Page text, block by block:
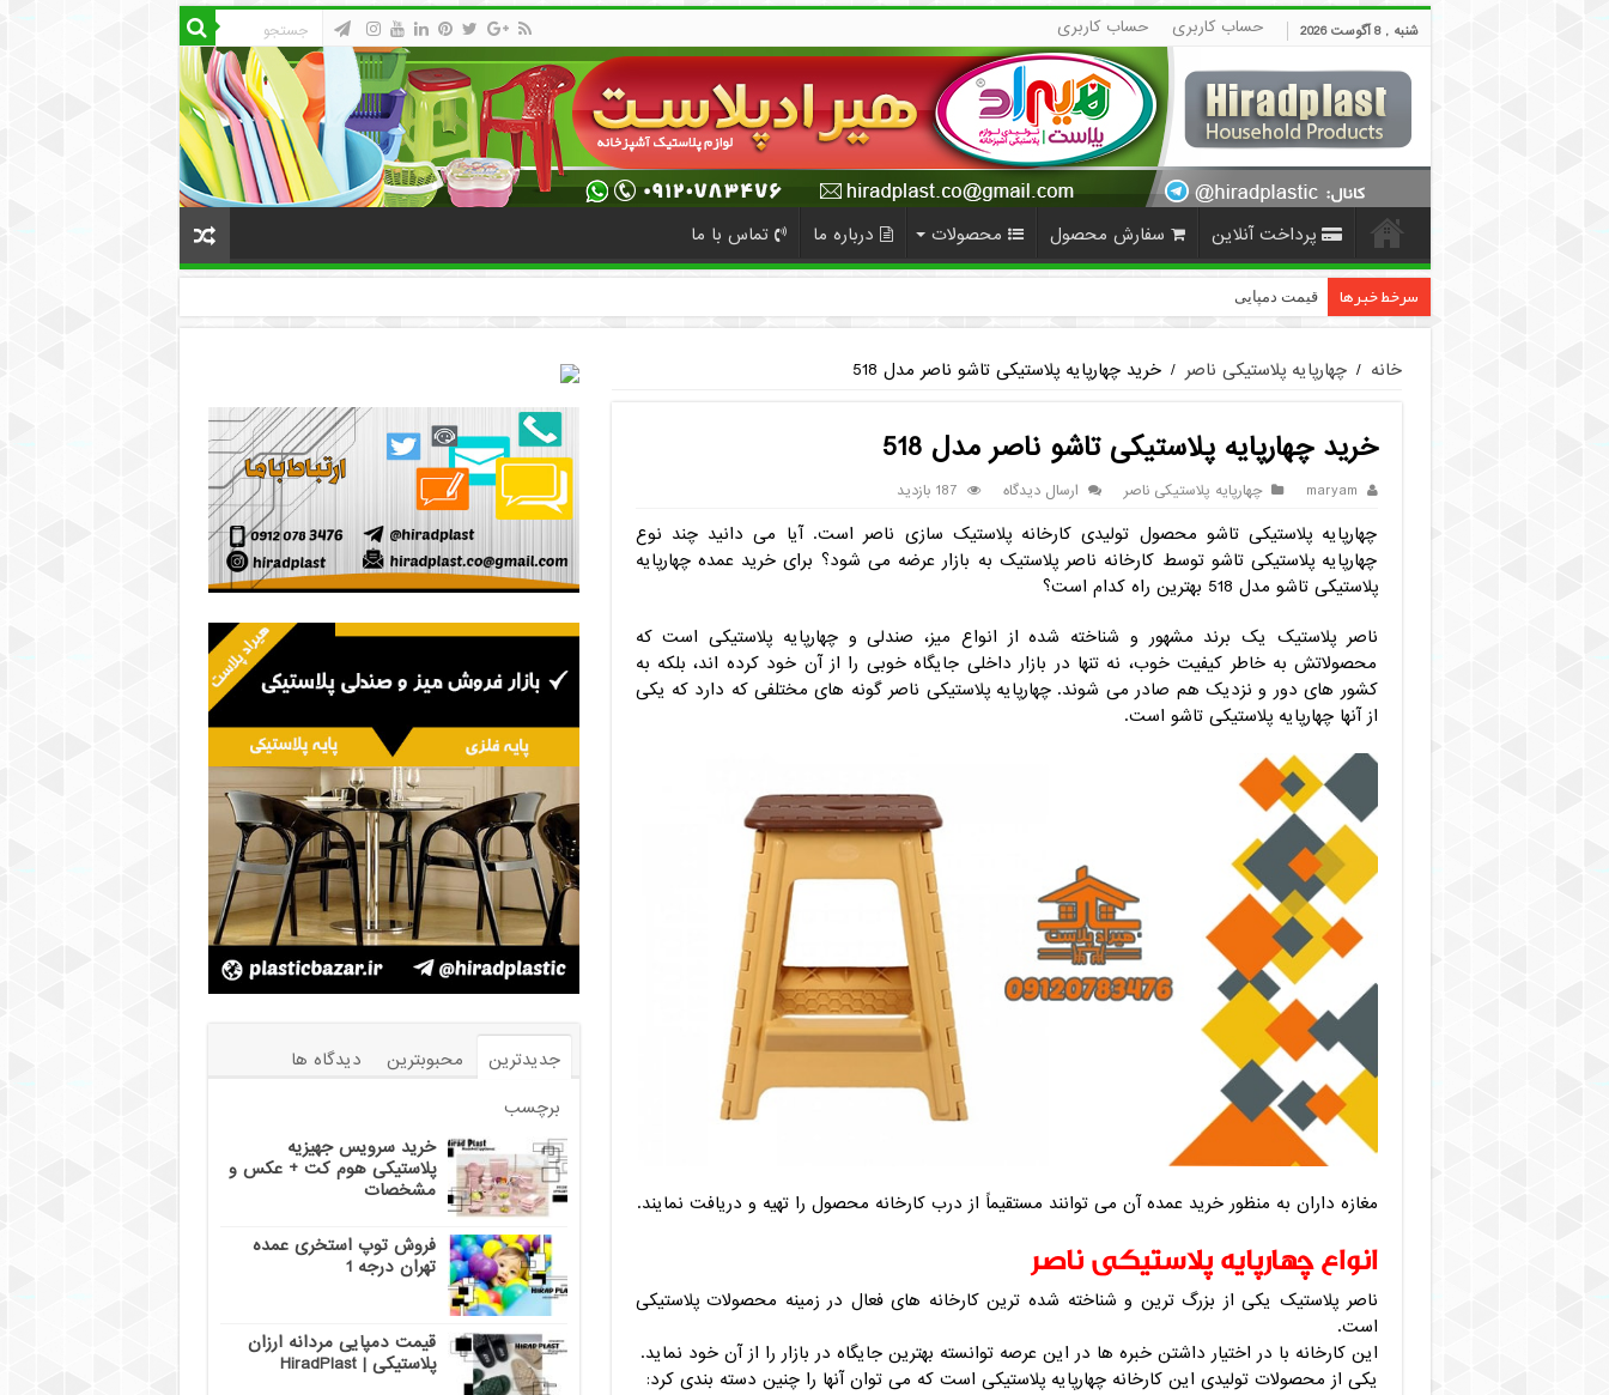
شنبه , 8 آگوست 2026 حساب کاربری حساب کاربری
پرداخت آنلاین سفارش محصول محصولات درباره ما تماس با ما
سرخط خبرها قیمت دمپایی مردانه ارزان پلاستیکی | HiradPlast
خانه / چهارپایه پلاستیکی ناصر / خرید چهارپایه پلاستیکی تاشو ناصر مدل 518
خرید چهارپایه پلاستیکی تاشو ناصر مدل 518
maryam چهارپایه پلاستیکی ناصر ارسال دیدگاه 187 بازدید
چهارپایه پلاستیکی تاشو محصول تولیدی کارخانه پلاستیک سازی ناصر است. آیا می دانید چند نوع
چهارپایه پلاستیکی تاشو توسط کارخانه ناصر پلاستیک به بازار عرضه می شود؟ برای خرید عمده چهارپایه
پلاستیکی تاشو مدل 518 بهترین راه کدام است؟
ناصر پلاستیک یک برند مشهور و شناخته شده از انواع میز، صندلی و چهارپایه پلاستیکی است که
محصولاتش به خاطر کیفیت خوب، نه تنها در بازار داخلی جایگاه خوبی را از آن خود کرده اند، بلکه به
کشور های دور و نزدیک هم صادر می شوند. چهارپایه پلاستیکی ناصر گونه های مختلفی که دارد که یکی
از آنها چهارپایه پلاستیکی تاشو است.
مغازه داران به منظور خرید عمده آن می توانند مستقیماً از درب کارخانه محصول را تهیه و دریافت نمایند.
انواع چهارپایه پلاستیکی ناصر
ناصر پلاستیک یکی از بزرگ ترین و شناخته شده ترین کارخانه های فعال در زمینه محصولات پلاستیکی
است.
این کارخانه با در اختیار داشتن خبره ها در این عرصه توانسته بهترین جایگاه در بازار را از آن خود نماید.
یکی از محصولات تولیدی این کارخانه چهارپایه پلاستیکی است که می توان آنها را چنین دسته بندی کرد:
جدیدترین محبوبترین
دیدگاه ها
برچسب
خرید سرویس جهیزیه
پلاستیکی هوم کت + عکس و
مشخصات
فروش توپ استخری عمده
تهران درجه 1
قیمت دمپایی مردانه ارزان
پلاستیکی | HiradPlast